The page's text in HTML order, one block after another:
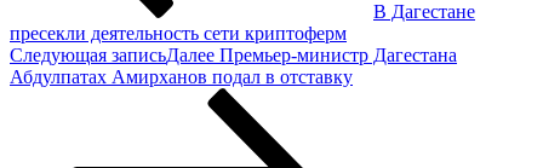
В Дагестане
пресекли деятельность сети криптоферм
Следующая записьДалее Премьер-министр Дагестана
Абдулпатах Амирханов подал в отставку